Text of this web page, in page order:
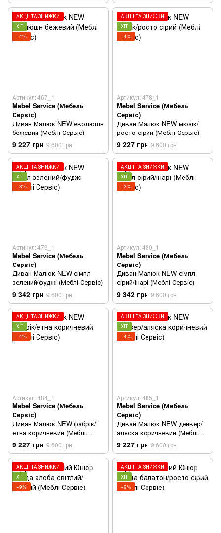
АКЦІЇ ТА ЗНИЖКИ
ХІТ
−4%
Артикул: 467_1
Mebel Service (Мебель
Сервіс)
Диван Малюк NEW еволюшн
бежевий (Меблі Сервіс)
9 227 грн 9 600 грн
АКЦІЇ ТА ЗНИЖКИ
ХІТ
−4%
Артикул: 478_1
Mebel Service (Мебель
Сервіс)
Диван Малюк NEW мюзік/
росто сірий (Меблі Сервіс)
9 227 грн 9 600 грн
АКЦІЇ ТА ЗНИЖКИ
ХІТ
−3%
Артикул: 479_1
Mebel Service (Мебель
Сервіс)
Диван Малюк NEW сімпл
зелений/фуджі (Меблі Сервіс)
9 342 грн 9 600 грн
АКЦІЇ ТА ЗНИЖКИ
ХІТ
−3%
Артикул: 480_1
Mebel Service (Мебель
Сервіс)
Диван Малюк NEW сімпл
сірий/інарі (Меблі Сервіс)
9 342 грн 9 600 грн
АКЦІЇ ТА ЗНИЖКИ
ХІТ
−4%
Артикул: 484_1
Mebel Service (Мебель
Сервіс)
Диван Малюк NEW фабрік/
етна коричневий (Меблі
Сервіс)
9 227 грн 9 600 грн
АКЦІЇ ТА ЗНИЖКИ
ХІТ
−4%
Артикул: 485_1
Mebel Service (Мебель
Сервіс)
Диван Малюк NEW денвер/
аляска коричневий (Меблі
Сервіс)
9 227 грн 9 600 грн
АКЦІЇ ТА ЗНИЖКИ
ХІТ
−9%
АКЦІЇ ТА ЗНИЖКИ
ХІТ
−9%